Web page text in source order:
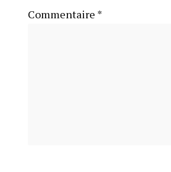
Commentaire *